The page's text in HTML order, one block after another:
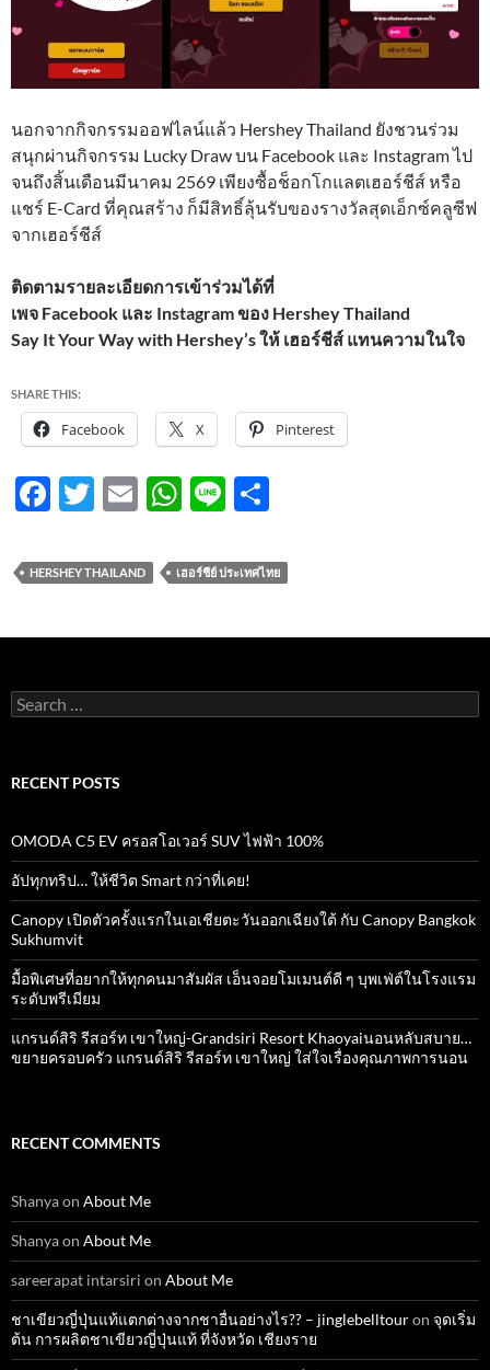
นอกจากกิจกรรมออฟไลน์แล้ว Hershey Thailand ยังชวนร่วม
สนุกผ่านกิจกรรม Lucky Draw บน Facebook และ Instagram ไป
จนถึงสิ้นเดือนมีนาคม 2569 เพียงซื้อช็อกโกแลตเฮอร์ชีส์ หรือ
แชร์ E-Card ที่คุณสร้าง ก็มีสิทธิ์ลุ้นรับของรางวัลสุดเอ็กซ์คลูซีฟ
จากเฮอร์ชีส์
ติดตามรายละเอียดการเข้าร่วมได้ที่
เพจ Facebook และ Instagram ของ Hershey Thailand
Say It Your Way with Hershey’s ให้ เฮอร์ชีส์ แทนความในใจ
SHARE THIS:
Facebook X Pinterest
F
e
b
o
k
T
itt
er
E
ail
W
at
s
A
p
Li
e ar
e
HERSHEY THAILAND เฮอร์ชีย์ ประเทศไทย
Search
for:
RECENT POSTS
OMODA C5 EV ครอสโอเวอร์ SUV ไฟฟ้า 100%
อัปทุกทริป… ให้ชีวิต Smart กว่าที่เคย!
Canopy เปิดตัวครั้งแรกในเอเชียตะวันออกเฉียงใต้ กับ Canopy Bangkok
Sukhumvit
มื้อพิเศษที่อยากให้ทุกคนมาสัมผัส เอ็นจอยโมเมนต์ดี ๆ บุพเฟ่ต์ในโรงแรม
ระดับพรีเมียม
แกรนด์สิริ​ รีสอร์ท​ เขาใหญ่​-Grandsiri​ Resort​ Khaoyaiนอนหลับสบาย…
ขยายครอบครัว แกรนด์สิริ รีสอร์ท เขาใหญ่ ใส่ใจเรื่องคุณภาพการนอน
RECENT COMMENTS
Shanyaon About Me
Shanyaon About Me
sareerapat intarsiri on About Me
ชาเขียวญี่ปุ่นแท้แตกต่างจากชาอื่นอย่างไร?? – jinglebelltouron จุดเริ่ม
ต้น การผลิตชาเขียวญี่ปุ่นแท้ ที่จังหวัด เชียงราย